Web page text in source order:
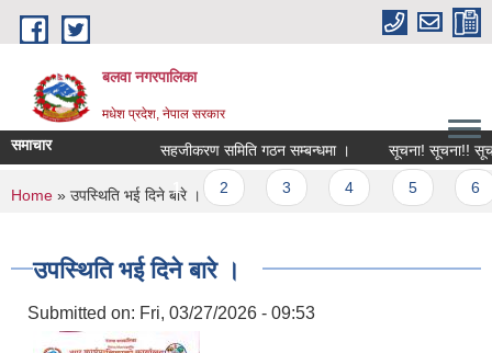
Skip to main content
बलवा नगरपालिका
मधेश प्रदेश, नेपाल सरकार
समाचार सहजीकरण समिति गठन सम्बन्धमा । सूचना! सूचना!!
Pages
1 2
You are here
Home » उपस्थिति भई दिने बारे ।
उपस्थिति भई दिने बारे ।
Submitted on: Fri, 03/27/2026 - 09:53